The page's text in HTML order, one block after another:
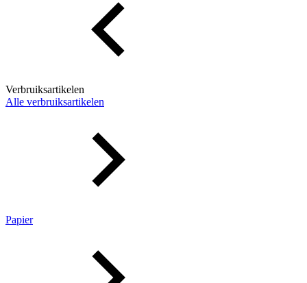
Verbruiksartikelen
Alle verbruiksartikelen
Papier